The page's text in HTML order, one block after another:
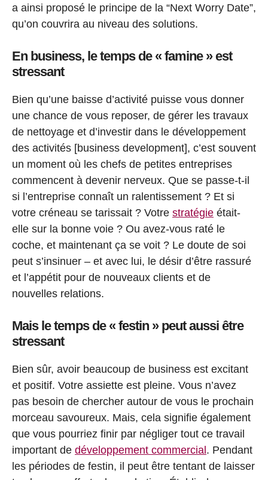
a ainsi proposé le principe de la “Next Worry Date”,
qu’on couvrira au niveau des solutions.
En business, le temps de « famine » est
stressant
Bien qu’une baisse d’activité puisse vous donner
une chance de vous reposer, de gérer les travaux
de nettoyage et d’investir dans le développement
des activités [business development], c’est souvent
un moment où les chefs de petites entreprises
commencent à devenir nerveux. Que se passe-t-il
si l’entreprise connaît un ralentissement ? Et si
votre créneau se tarissait ? Votre stratégie était-
elle sur la bonne voie ? Ou avez-vous raté le
coche, et maintenant ça se voit ? Le doute de soi
peut s’insinuer – et avec lui, le désir d’être rassuré
et l’appétit pour de nouveaux clients et de
nouvelles relations.
Mais le temps de « festin » peut aussi être
stressant
Bien sûr, avoir beaucoup de business est excitant
et positif. Votre assiette est pleine. Vous n’avez
pas besoin de chercher autour de vous le prochain
morceau savoureux. Mais, cela signifie également
que vous pourriez finir par négliger tout ce travail
important de développement commercial. Pendant
les périodes de festin, il peut être tentant de laisser